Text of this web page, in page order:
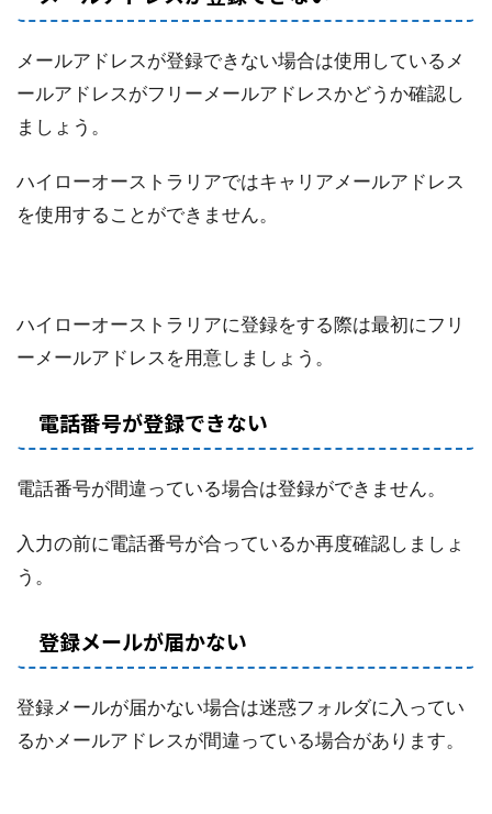
メールアドレスが登録できない場合は使用しているメ
ールアドレスがフリーメールアドレスかどうか確認し
ましょう。
ハイローオーストラリアではキャリアメールアドレス
を使用することができません。
ハイローオーストラリアに登録をする際は最初にフリ
ーメールアドレスを用意しましょう。
電話番号が登録できない
電話番号が間違っている場合は登録ができません。
入力の前に電話番号が合っているか再度確認しましょ
う。
登録メールが届かない
登録メールが届かない場合は迷惑フォルダに入ってい
るかメールアドレスが間違っている場合があります。